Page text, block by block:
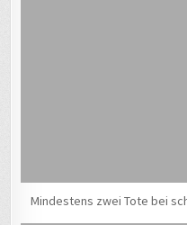
Mindestens zwei Tote bei